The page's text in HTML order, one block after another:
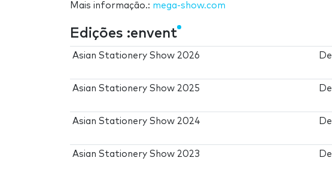
Mais informação.: mega-show.com
Edições :envent
Asian Stationery Show 2026 De
Asian Stationery Show 2025 De
Asian Stationery Show 2024 De
Asian Stationery Show 2023 De